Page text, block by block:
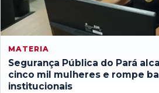
MATERIA
Segurança Pública do Pará
cinco mil mulheres e rompe
institucionais